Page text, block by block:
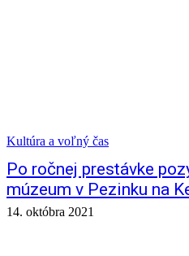
Kultúra a voľný čas
Po ročnej prestávke
múzeum v Pezinku na
14. októbra 2021